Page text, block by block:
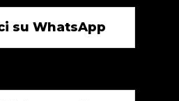
su WhatsApp